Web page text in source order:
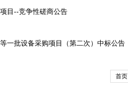
目--竞争性磋商公告
一批设备采购项目（第二次）中标公告
首页